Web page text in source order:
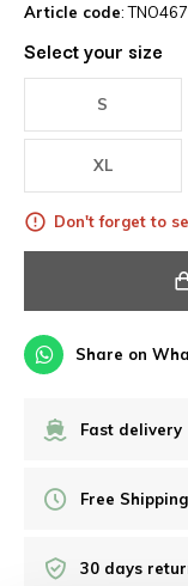
Article code: TNO467
Select your size
S
XL
Don't forget to
Share on
Fast delivery
Free
30 days